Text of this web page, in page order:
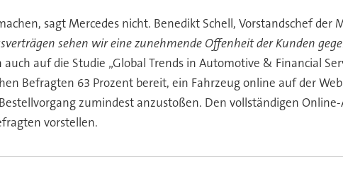
sagt Mercedes nicht. Benedikt Schell, Vorstandschef der
sehen wir eine zunehmende Offenheit der Kunden
auf die Studie „Global Trends in Automotive & Financial
Befragten 63 Prozent bereit, ein Fahrzeug online auf der
zumindest anzustoßen. Den vollständigen
vorstellen.